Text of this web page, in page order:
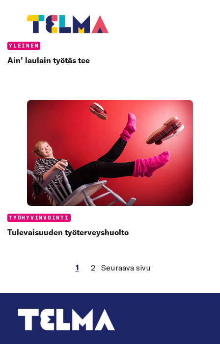
Categories:
YLEINEN
Ain’ laulain työtäs tee
Categories:
TYÖHYVINVOINTI
Tulevaisuuden työterveyshuolto
1 2 Seuraava sivu